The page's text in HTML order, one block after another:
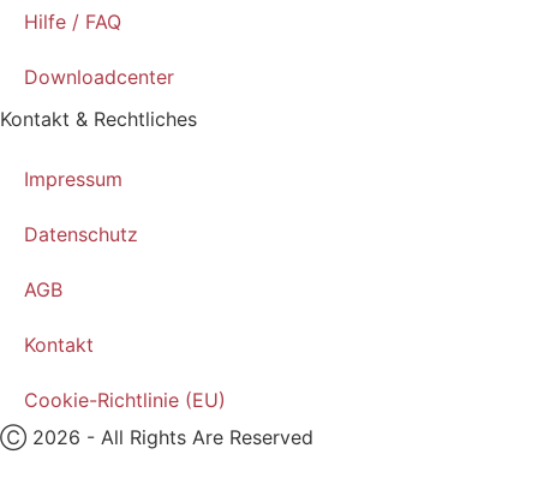
Hilfe / FAQ
Downloadcenter
Kontakt & Rechtliches
Impressum
Datenschutz
AGB
Kontakt
Cookie-Richtlinie (EU)
Ⓒ 2026 - All Rights Are Reserved